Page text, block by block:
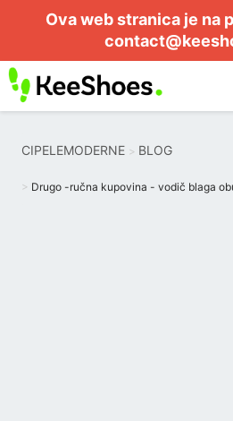
Ova web stranica je na
CIPELEMODERNE BLOG
Drugo -ručna kupovina - vodič blaga